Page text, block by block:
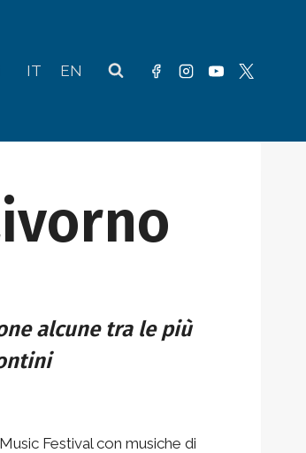
IT EN
alcune tra le più
Festival con musiche di